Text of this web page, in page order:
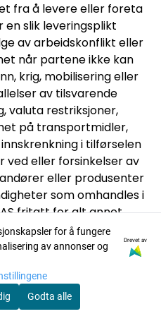
fra å levere eller foreta
slik leveringsplikt
av arbeidskonflikt eller
når partene ikke kan
krig, mobilisering eller
av tilsvarende
valuta restriksjoner,
på transportmidler,
i tilførselen
ved eller forsinkelser av
eller produsenter
som omhandles i
fritatt for alt annet
og kreditere den til
kjøpesum.
og tilhørende
for å fungere
av annonser og
Drevet av
Godta alle